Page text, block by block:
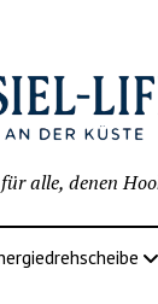
alle, denen